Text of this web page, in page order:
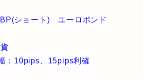
ショート) ユーロポンド
：10pips、15pips利確